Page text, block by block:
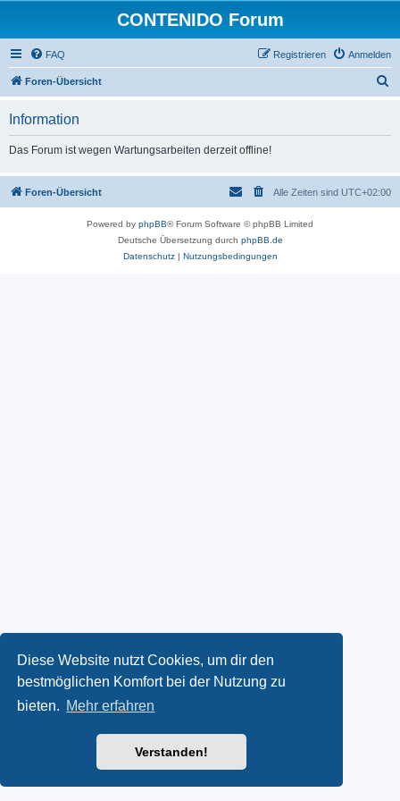
Diese Website nutzt Cookies, um dir den
bestmöglichen Komfort bei der Nutzung zu
bieten. Mehr erfahren
Verstanden!
CONTENIDO Forum
FAQ Anmelden
Registrieren
Foren-Übersicht
Information
Das Forum ist wegen Wartungsarbeiten derzeit offline!
Foren-Übersicht Alle Zeiten sind UTC+02:00
Powered by phpBB® Forum Software © phpBB Limited
Deutsche Übersetzung durch phpBB.de
Datenschutz| Nutzungsbedingungen